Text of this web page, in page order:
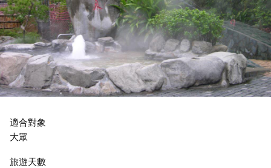
適合對象
大眾
旅遊天數